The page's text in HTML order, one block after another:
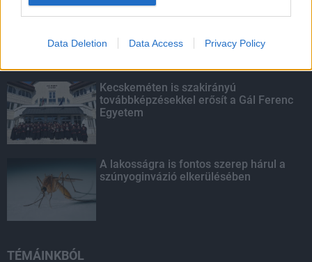
Data Deletion Data Access Privacy Policy
Megérkezett az eső a Duna
Kecskeméten is szakirányú
továbbképzésekkel erősít a Gál Ferenc
Egyetem
A lakosságra is fontos szerep hárul a
szúnyoginvázió elkerülésében
TÉMÁINKBÓL